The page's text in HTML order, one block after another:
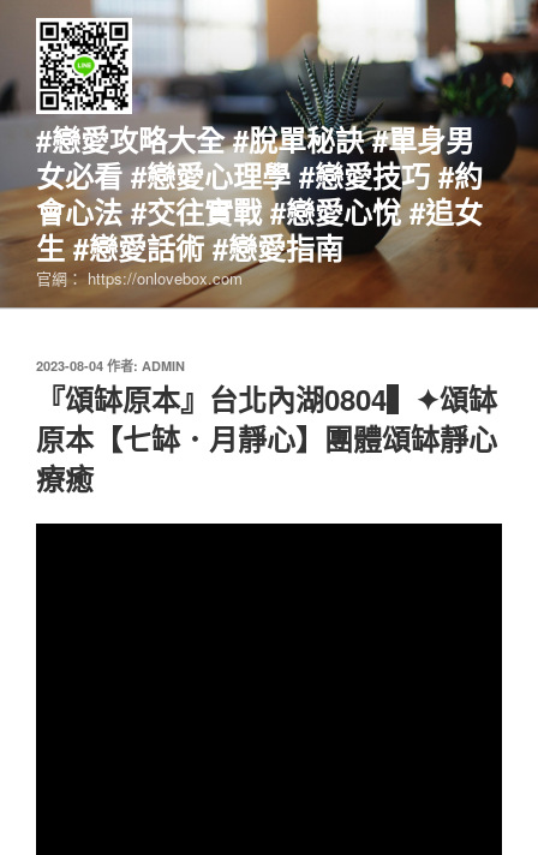
要
#戀愛攻略大全 #脫單秘訣 #單身男
女必看 #戀愛心理學 #戀愛技巧 #約
會心法 #交往實戰 #戀愛心悅 #追女
生 #戀愛話術 #戀愛指南
官網： https://onlovebox.com
發
2023-08-04 作者: ADMIN
『頌缽原本』台北內湖0804▍✦頌缽
原本【七缽．月靜心】團體頌缽靜心
療癒